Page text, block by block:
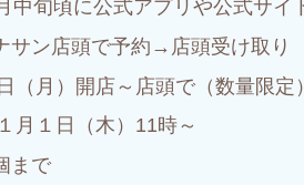
中旬頃に公式アプリや公式サイ
サン店頭で予約→店頭受け取り
（月）開店～店頭で（数量限定）
月１日（木）11時～
まで